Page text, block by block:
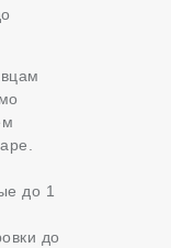
до 1
до